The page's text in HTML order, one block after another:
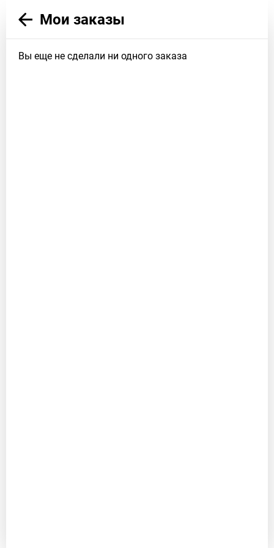
Мои заказы
Вы еще не сделали ни одного заказа